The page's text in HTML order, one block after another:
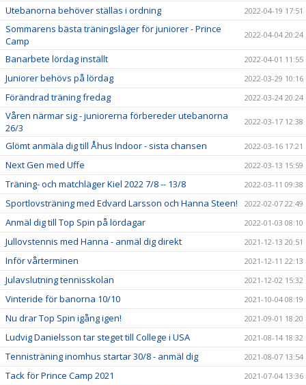
Utebanorna behöver ställas i ordning 2022-04-19 17:51
Sommarens bästa träningsläger för juniorer - Prince
Camp
2022-04-04 20:24
Banarbete lördag inställt 2022-04-01 11:55
Juniorer behövs på lördag 2022-03-29 10:16
Förändrad träning fredag 2022-03-24 20:24
Våren närmar sig - juniorerna förbereder utebanorna
26/3
2022-03-17 12:38
Glömt anmäla dig till Åhus Indoor - sista chansen 2022-03-16 17:21
Next Gen med Uffe 2022-03-13 15:59
Träning- och matchläger Kiel 2022 7/8 -- 13/8 2022-03-11 09:38
Sportlovsträning med Edvard Larsson och Hanna Steen! 2022-02-07 22:49
Anmäl dig till Top Spin på lördagar 2022-01-03 08:10
Jullovstennis med Hanna - anmäl dig direkt 2021-12-13 20:51
Inför vårterminen 2021-12-11 22:13
Julavslutning tennisskolan 2021-12-02 15:32
Vinteride för banorna 10/10 2021-10-04 08:19
Nu drar Top Spin igång igen! 2021-09-01 18:20
Ludvig Danielsson tar steget till College i USA 2021-08-14 18:32
Tennisträning inomhus startar 30/8 - anmäl dig 2021-08-07 13:54
Tack för Prince Camp 2021 2021-07-04 13:36